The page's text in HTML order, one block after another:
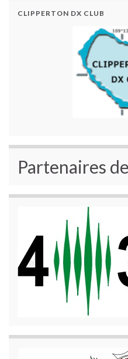
CLIPPERTON DX CLUB
Partenaires